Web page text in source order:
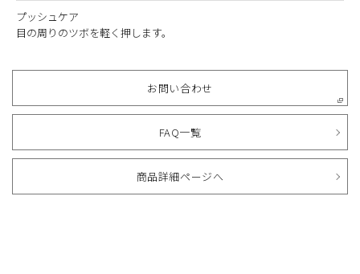
プッシュケア
目の周りのツボを軽く押します。
お問い合わせ
FAQ一覧
商品詳細ページへ